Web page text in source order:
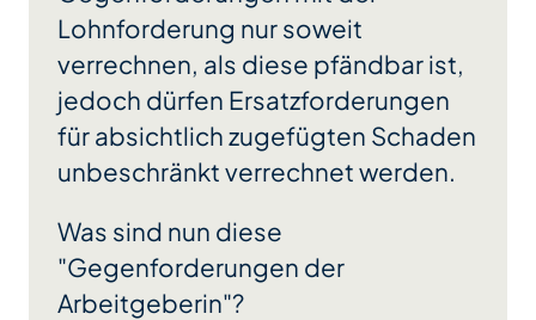
Lohnforderung nur soweit
verrechnen, als diese pfändbar ist,
jedoch dürfen Ersatzforderungen
für absichtlich zugefügten Schaden
unbeschränkt verrechnet werden.
Was sind nun diese
"Gegenforderungen der
Arbeitgeberin"?